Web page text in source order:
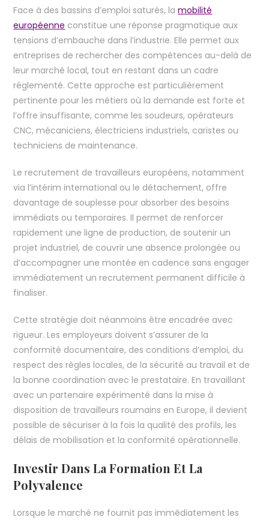
Face à des bassins d’emploi saturés, lamobilité
européenne constitue une réponse pragmatique aux
tensions d’embauche dans l’industrie. Elle permet aux
entreprises de rechercher des compétences au-delà de
leur marché local, tout en restant dans un cadre
réglementé. Cette approche est particulièrement
pertinente pour les métiers où la demande est forte et
l’offre insuffisante, comme les soudeurs, opérateurs
CNC, mécaniciens, électriciens industriels, caristes ou
techniciens de maintenance.
Le recrutement de travailleurs européens, notamment
via l’intérim international ou le détachement, offre
davantage de souplesse pour absorber des besoins
immédiats ou temporaires. Il permet de renforcer
rapidement une ligne de production, de soutenir un
projet industriel, de couvrir une absence prolongée ou
d’accompagner une montée en cadence sans engager
immédiatement un recrutement permanent difficile à
finaliser.
Cette stratégie doit néanmoins être encadrée avec
rigueur. Les employeurs doivent s’assurer de la
conformité documentaire, des conditions d’emploi, du
respect des règles locales, de la sécurité au travail et de
la bonne coordination avec le prestataire. En travaillant
avec un partenaire expérimenté dans la mise à
disposition de travailleurs roumains en Europe, il devient
possible de sécuriser à la fois la qualité des profils, les
délais de mobilisation et la conformité opérationnelle.
Investir Dans La Formation Et La
Polyvalence
Lorsque le marché ne fournit pas immédiatement les